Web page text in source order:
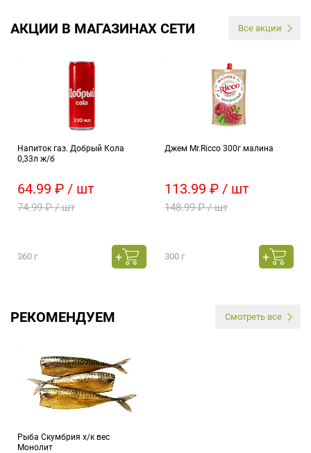
АКЦИИ В МАГАЗИНАХ СЕТИ Все акции
Напиток газ. Добрый Кола
0,33л ж/б
64.99 ₽ / шт
74.99 ₽ / шт
360 г
Джем Mr.Ricco 300г малина
113.99 ₽ / шт
148.99 ₽ / шт
300 г
РЕКОМЕНДУЕМ Смотреть все
Рыба Скумбрия х/к вес
Монолит